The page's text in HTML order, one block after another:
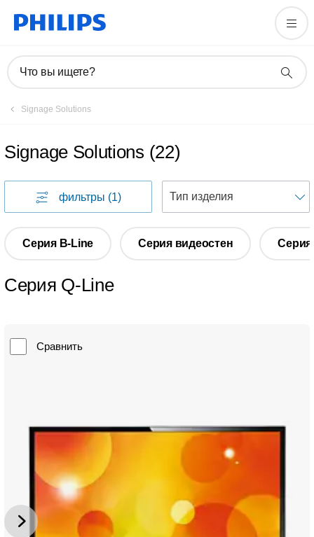
Что вы ищете?
Signage Solutions
Signage Solutions (22)
фильтры (1)
Серия B-Line Серия видеостен Серия
Серия Q-Line
Сравнить